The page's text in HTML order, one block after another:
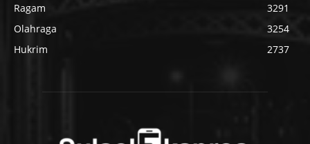
Ragam
3291
Olahraga
3254
Hukrim
2737